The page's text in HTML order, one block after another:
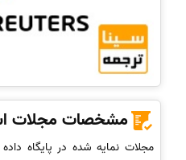
مشخصات مجلات